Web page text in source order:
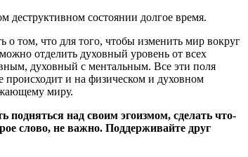
деструктивном состоянии долгое время.
о том, что для того, чтобы изменить мир вокруг
отделить духовный уровень от всех
духовный с ментальным. Все эти поля
происходит и на физическом и духовном
миру.
над своим эгоизмом, сделать что-
слово, не важно. Поддерживайте друг